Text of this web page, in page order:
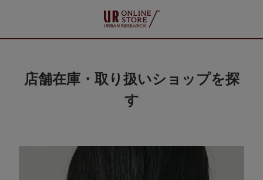
店舗在庫・取り扱いショップを探
す